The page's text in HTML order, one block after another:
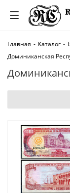
Главная - Каталог -
Доминиканская